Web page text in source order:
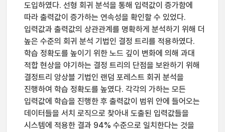
도입하였다. 선형 회귀 분석을 통해 입력값이 증가함에
따라 출력값이 증가하는 연속성을 확인할 수 있었다.
입력값과 출력값의 상관관계를 명확하게 분석하기 위해 더
높은 수준의 회귀 분석 기법인 결정 트리를 적용하였다.
학습 정확도를 높이기 위한 노드 깊이 변화에 의해 과대
적합 현상을 야기하는 결정 트리의 단점을 보완하기 위해
결정트리 앙상블 기법인 랜덤 포레스트 회귀 분석을
진행하여 학습 정확도를 높였다. 각각의 가하는 모든
입력값에 학습을 진행한 후 출력값이 범위 안에 들어오는
데이터들을 서치 로직으로 찾아내 도출된 입력값들을
시스템에 적용한 결과 94% 수준으로 일치한다는 것을